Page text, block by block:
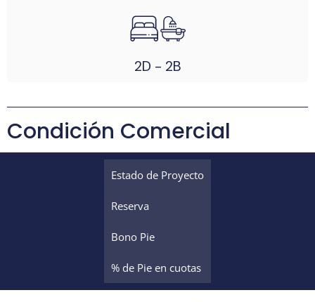
2D - 2B
Condición Comercial
Estado de Proyecto
Reserva
Bono Pie
% de Pie en cuotas